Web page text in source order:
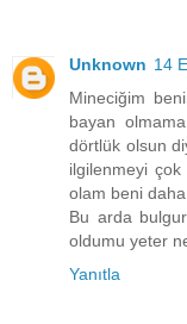
Unknown 14
Mineciğim
bayan
dörtlük olsun
ilgilenmeyi
olam beni
Bu arda
oldumu yeter
Yanıtla